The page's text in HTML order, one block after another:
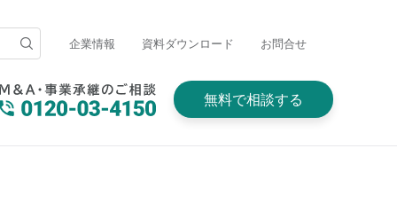
企業情報 資料ダウンロード お問合せ
無料で相談する